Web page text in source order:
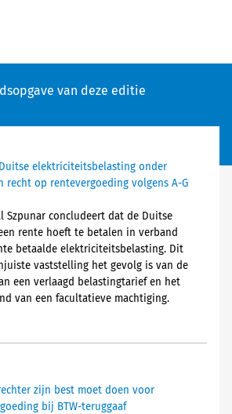
van deze editie
elektriciteitsbelasting onder
recht op rentevergoeding volgens A-G
Szpunar concludeert dat de Duitse
rente hoeft te betalen in verband
betaalde elektriciteitsbelasting. Dit
vaststelling het gevolg is van de
een verlaagd belastingtarief en het
van een facultatieve machtiging.
zijn best moet doen voor
bij BTW-teruggaaf